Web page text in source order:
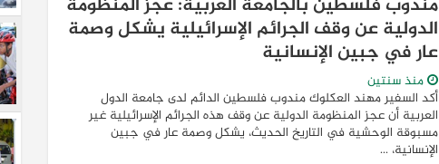
الدولية عن وقف الجرائم الإسرائيلية يشكل وصمة
عار في جبين الإنسانية
منذ سنتين
أكد السفير مهند العكلوك مندوب فلسطين الدائم لدى جامعة الدول
العربية أن عجز المنظومة الدولية عن وقف هذه الجرائم الإسرائيلية غير
مسبوقة الوحشية في التاريخ الحديث، يشكل وصمة عار في جبين
الإنسانية، ...